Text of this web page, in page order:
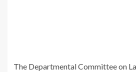
The Departmental Committee on